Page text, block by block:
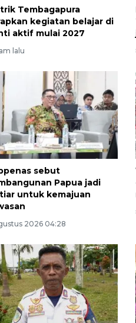
Tembagapura
kegiatan belajar di
aktif mulai 2027
lalu
sebut
Papua jadi
untuk kemajuan
2026 04:28
2026-08-